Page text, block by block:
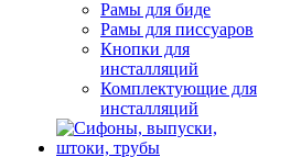
Рамы для биде
Рамы для писсуаров
Кнопки для
инсталляций
Комплектующие для
инсталляций